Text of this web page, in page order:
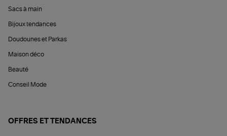
Sacs à main
Bijoux tendances
Doudounes et Parkas
Maison déco
Beauté
Conseil Mode
OFFRES ET TENDANCES